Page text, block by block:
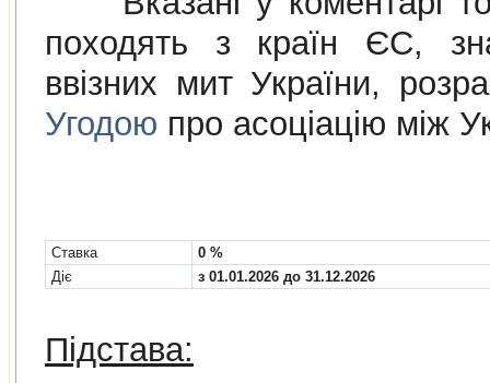
походять з країн ЄС,
ввізних мит України,
Угодою про асоціацію між
Cтавка
0 %
Діє
з 01.01.2026 до 31.12.2026
Підстава: